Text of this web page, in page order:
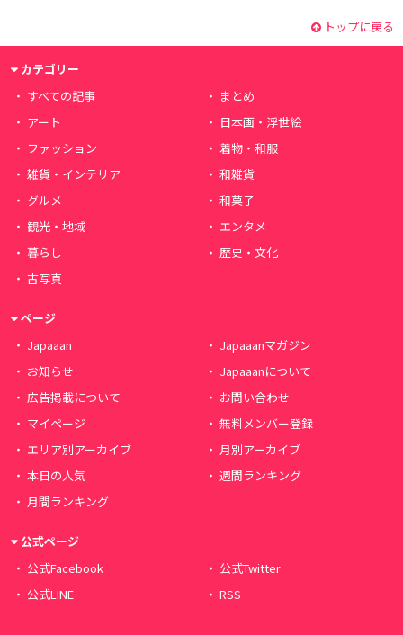
トップに戻る
カテゴリー
すべての記事
まとめ
アート
日本画・浮世絵
ファッション
着物・和服
雑貨・インテリア
和雑貨
グルメ
和菓子
観光・地域
エンタメ
暮らし
歴史・文化
古写真
ページ
Japaaan
Japaaanマガジン
お知らせ
Japaaanについて
広告掲載について
お問い合わせ
マイページ
無料メンバー登録
エリア別アーカイブ
月別アーカイブ
本日の人気
週間ランキング
月間ランキング
公式ページ
公式Facebook
公式Twitter
公式LINE
RSS